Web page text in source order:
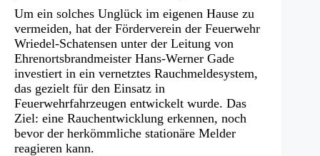
Um ein solches Unglück im eigenen Hause zu
vermeiden, hat der Förderverein der Feuerwehr
Wriedel-Schatensen unter der Leitung von
Ehrenortsbrandmeister Hans-Werner Gade
investiert in ein vernetztes Rauchmeldesystem,
das gezielt für den Einsatz in
Feuerwehrfahrzeugen entwickelt wurde. Das
Ziel: eine Rauchentwicklung erkennen, noch
bevor der herkömmliche stationäre Melder
reagieren kann.